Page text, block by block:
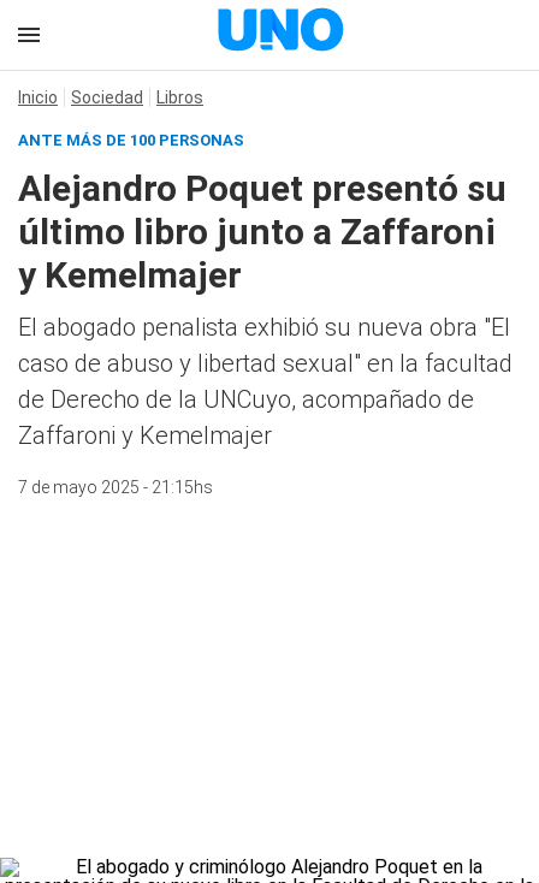
Inicio Sociedad Libros
ANTE MÁS DE 100 PERSONAS
Alejandro Poquet presentó su
último libro junto a Zaffaroni
y Kemelmajer
El abogado penalista exhibió su nueva obra "El
caso de abuso y libertad sexual" en la facultad
de Derecho de la UNCuyo, acompañado de
Zaffaroni y Kemelmajer
7 de mayo 2025 - 21:15hs